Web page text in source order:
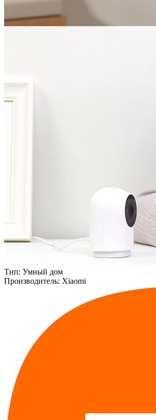
Тип: Умный дом
Производитель: Xiaomi